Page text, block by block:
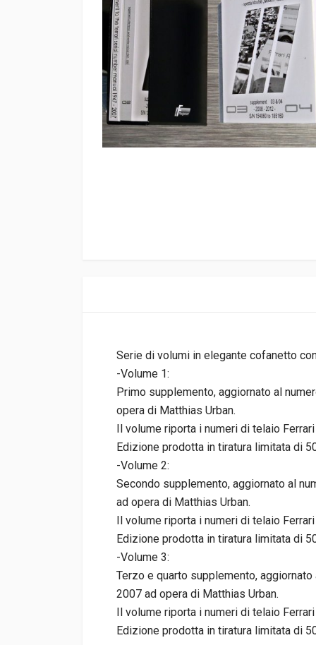
Serie di volumi in elegante cofanetto
-Volume 1:
Primo supplemento, aggiornato al
opera di Matthias Urban.
Il volume riporta i numeri di telaio
Edizione prodotta in tiratura limitata di
-Volume 2:
Secondo supplemento, aggiornato al
ad opera di Matthias Urban.
Il volume riporta i numeri di telaio
Edizione prodotta in tiratura limitata di
-Volume 3:
Terzo e quarto supplemento,
2007 ad opera di Matthias Urban.
Il volume riporta i numeri di telaio
Edizione prodotta in tiratura limitata di